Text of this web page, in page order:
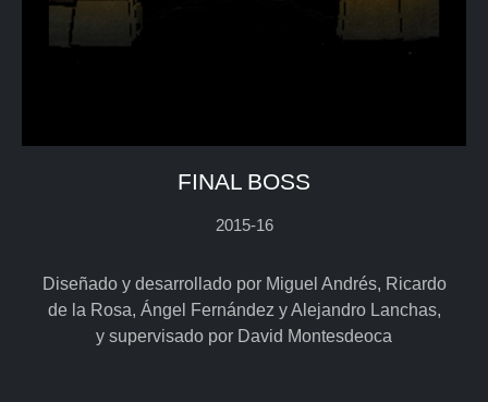
FINAL BOSS
2015-16
Diseñado y desarrollado por Miguel Andrés, Ricardo
de la Rosa, Ángel Fernández y Alejandro Lanchas,
y supervisado por David Montesdeoca